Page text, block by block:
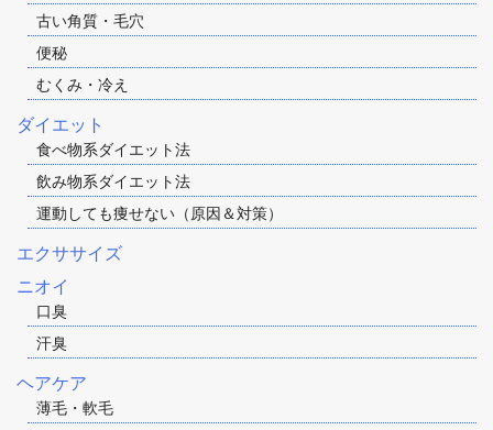
古い角質・毛穴
便秘
むくみ・冷え
ダイエット
食べ物系ダイエット法
飲み物系ダイエット法
運動しても痩せない（原因＆対策）
エクササイズ
ニオイ
口臭
汗臭
ヘアケア
薄毛・軟毛